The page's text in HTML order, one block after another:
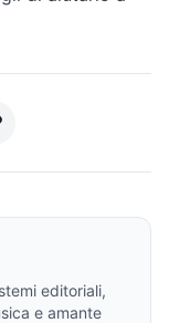
editoriali,
e amante